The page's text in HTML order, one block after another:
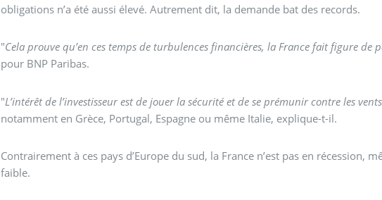
obligations n’a été aussi élevé. Autrement dit, la demande bat des records.
"Cela prouve qu’en ces temps de turbulences financières, la France fait figure de
pour BNP Paribas.
"L’intérêt de l’investisseur est de jouer la sécurité et de se prémunir contre les
notamment en Grèce, Portugal, Espagne ou même Italie, explique-t-il.
Contrairement à ces pays d’Europe du sud, la France n’est pas en récession,
faible.